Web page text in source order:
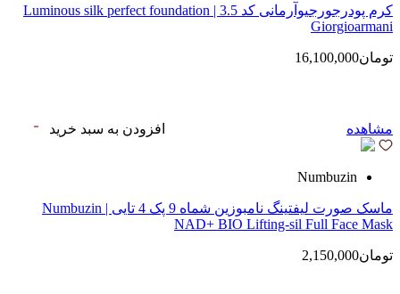
کرم پودرجورجیوآرمانی کد 3.5 | Luminous silk perfect foundation
Giorgioarmani
تومان16,100,000
مشاهده افزودن به سبد خرید
Numbuzin
ماسک صورت لیفتینگ نامبوزین شماه 9 پک 4 تایی | Numbuzin
NAD+ BIO Lifting-sil Full Face Mask
تومان2,150,000